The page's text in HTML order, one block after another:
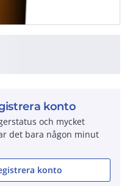
konto
och mycket
det bara någon minut
konto